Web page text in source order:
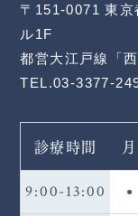
〒151-0071 東
ル1F
都営大江戸線「
TEL.03-3377-
診療時間 月
9:00-13:00 ●